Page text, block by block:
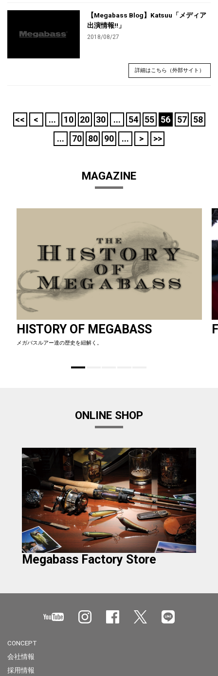
【Megabass Blog】Katsuu「メディア
出演情報!!」
2018/08/27
詳細はこちら（外部サイト）
<< < ... 10 20 30 ... 54 55 56 57
58
...
70 80 90 ... > >>
MAGAZINE
HISTORY OF MEGABASS
メガバスルアー達の歴史を紐解く。
ONLINE SHOP
Megabass Factory Store
CONCEPT
会社情報
採用情報